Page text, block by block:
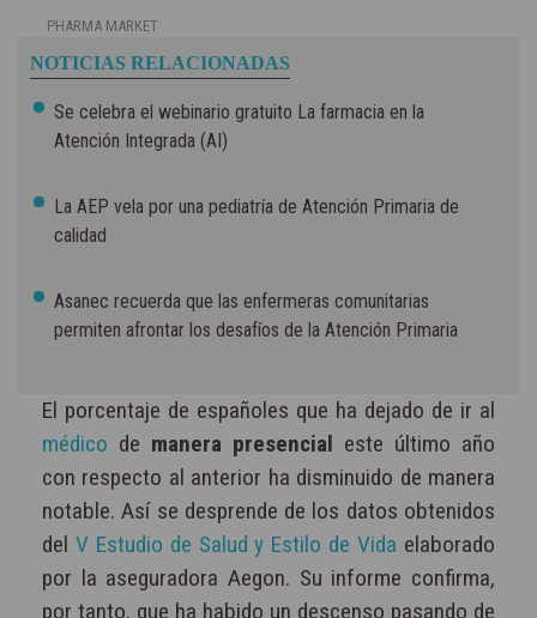
PHARMA MARKET
NOTICIAS RELACIONADAS
Se celebra el webinario gratuito La farmacia en la
Atención Integrada (AI)
La AEP vela por una pediatría de Atención Primaria de
calidad
Asanec recuerda que las enfermeras comunitarias
permiten afrontar los desafíos de la Atención Primaria
El porcentaje de españoles que ha dejado de ir al
médico de manera presencial este último año
con respecto al anterior ha disminuido de manera
notable. Así se desprende de los datos obtenidos
del V Estudio de Salud y Estilo de Vida elaborado
por la aseguradora Aegon. Su informe confirma,
por tanto, que ha habido un descenso pasando de